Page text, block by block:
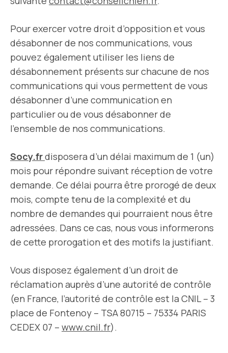
Pour exercer votre droit d’opposition et vous
désabonner de nos communications, vous
pouvez également utiliser les liens de
désabonnement présents sur chacune de nos
communications qui vous permettent de vous
désabonner d’une communication en
particulier ou de vous désabonner de
l’ensemble de nos communications.
Socy.frdisposera d’un délai maximum de 1 (un)
mois pour répondre suivant réception de votre
demande. Ce délai pourra être prorogé de deux
mois, compte tenu de la complexité et du
nombre de demandes qui pourraient nous être
adressées. Dans ce cas, nous vous informerons
de cette prorogation et des motifs la justifiant.
Vous disposez également d’un droit de
réclamation auprès d’une autorité de contrôle
(en France, l’autorité de contrôle est la CNIL – 3
place de Fontenoy – TSA 80715 – 75334 PARIS
CEDEX 07 – www.cnil.fr).